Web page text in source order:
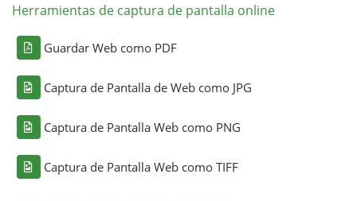
Herramientas de captura de pantalla online
Guardar Web como PDF
Captura de Pantalla de Web como JPG
Captura de Pantalla Web como PNG
Captura de Pantalla Web como TIFF